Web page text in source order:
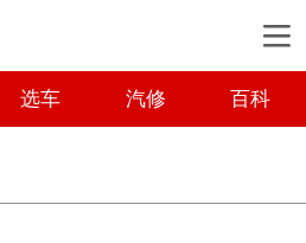
选车 汽修 百科